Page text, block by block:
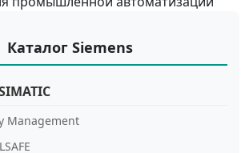
Каталог Siemens
Management